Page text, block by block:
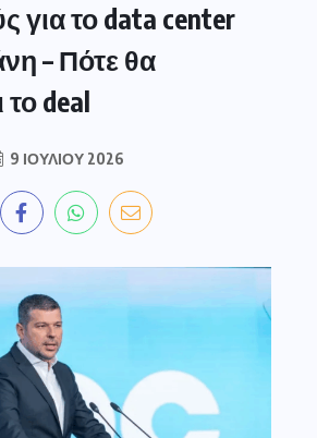
για το data center
– Πότε θα
deal
9 ΙΟΥΛΊΟΥ 2026